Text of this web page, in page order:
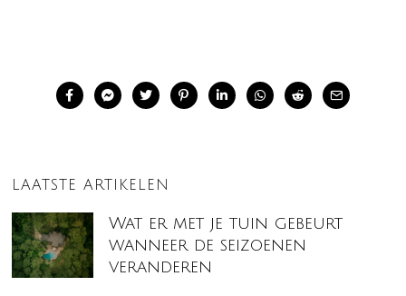
LAATSTE ARTIKELEN
Wat er met je tuin gebeurt
wanneer de seizoenen
veranderen